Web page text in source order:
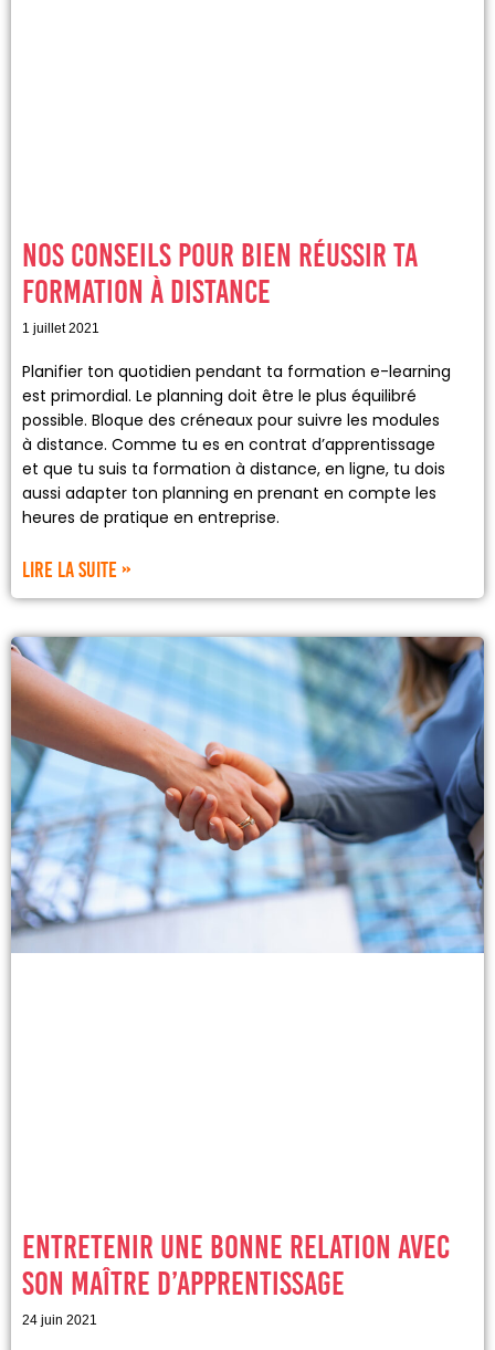
Nos conseils pour bien réussir ta
formation à distance
1 juillet 2021
Planifier ton quotidien pendant ta formation e-learning
est primordial. Le planning doit être le plus équilibré
possible. Bloque des créneaux pour suivre les modules
à distance. Comme tu es en contrat d’apprentissage
et que tu suis ta formation à distance, en ligne, tu dois
aussi adapter ton planning en prenant en compte les
heures de pratique en entreprise.
Lire la suite »
Entretenir une bonne relation avec
son maître d’apprentissage
24 juin 2021